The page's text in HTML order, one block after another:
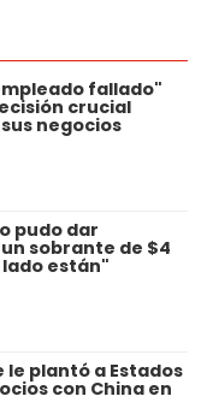
fallado"
crucial
negocios
pudo dar
sobrante de $4
lado están"
le plantó a Estados
con China en